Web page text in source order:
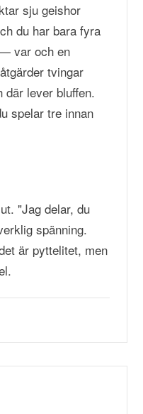
sju geishor
du har bara fyra
var och en
tvingar
där lever bluffen.
spelar tre innan
"Jag delar, du
spänning.
är pyttelitet, men